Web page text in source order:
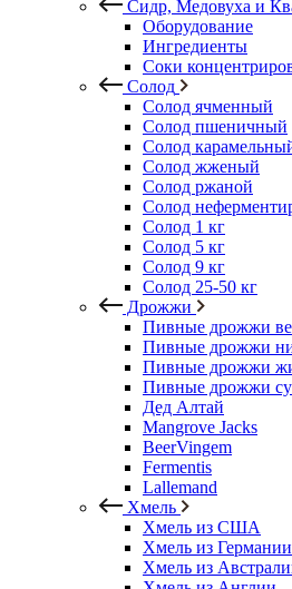
Сидр, Медовуха и
Оборудование
Ингредиенты
Соки
Солод
Солод ячменный
Солод пшеничный
Солод
Солод жженый
Солод ржаной
Солод
Солод 1 кг
Солод 5 кг
Солод 9 кг
Солод 25-50 кг
Дрожжи
Пивные дрожжи
Пивные дрожжи
Пивные дрожжи
Пивные дрожжи
Дед Алтай
Mangrove Jacks
BeerVingem
Fermentis
Lallemand
Хмель
Хмель из США
Хмель из Германии
Хмель из